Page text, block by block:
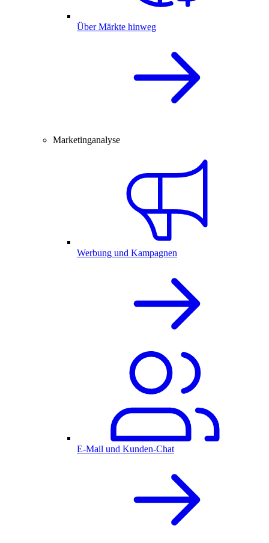
Über Märkte hinweg
Marketinganalyse
Werbung und Kampagnen
E-Mail und Kunden-Chat